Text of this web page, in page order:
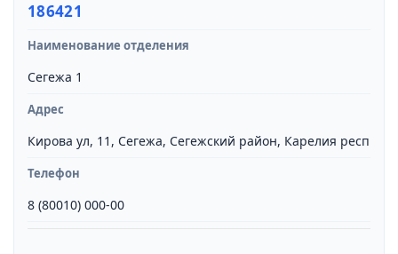
186421
Наименование отделения
Сегежа 1
Адрес
Кирова ул, 11, Сегежа, Сегежский район, Карелия респ
Телефон
8 (80010) 000-00